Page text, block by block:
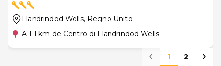
Llandrindod Wells, Regno Unito
A 1.1 km de Centro di Llandrindod Wells
1 2